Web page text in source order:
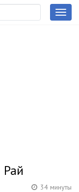
34 минуты